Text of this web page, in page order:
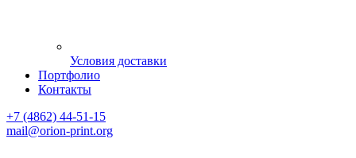
Условия доставки
Портфолио
Контакты
+7 (4862) 44-51-15
mail@orion-print.org